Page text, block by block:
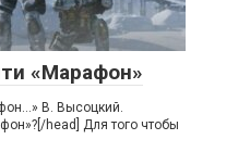
«Марафон»
В. Высоцкий.
head] Для того чтобы